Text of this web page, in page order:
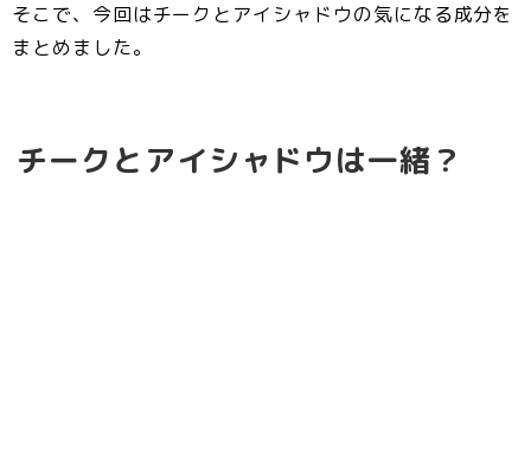
そこで、今回はチークとアイシャドウの気になる成分を
まとめました。
チークとアイシャドウは一緒？